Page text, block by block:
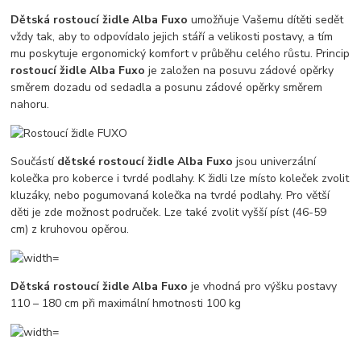
Dětská rostoucí židle Alba Fuxo umožňuje Vašemu dítěti sedět
vždy tak, aby to odpovídalo jejich stáří a velikosti postavy, a tím
mu poskytuje ergonomický komfort v průběhu celého růstu. Princip
rostoucí židle Alba Fuxo je založen na posuvu zádové opěrky
směrem dozadu od sedadla a posunu zádové opěrky směrem
nahoru.
Součástí dětské rostoucí židle Alba Fuxo jsou univerzální
kolečka pro koberce i tvrdé podlahy. K židli lze místo koleček zvolit
kluzáky, nebo pogumovaná kolečka na tvrdé podlahy. Pro větší
děti je zde možnost područek. Lze také zvolit vyšší píst (46-59
cm) z kruhovou opěrou.
Dětská rostoucí židle Alba Fuxo je vhodná pro výšku postavy
110 – 180 cm při maximální hmotnosti 100 kg